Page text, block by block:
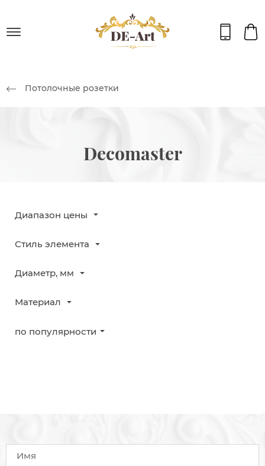
Потолочные розетки
Decomaster
Диапазон цены
Стиль элемента
Диаметр, мм
Материал
по популярности